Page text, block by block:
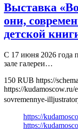
Выставка
они,
детской
С 17 июня 2026 года
зале галереи…
150 RUB https://
https://
sovremennye-
https://
https://